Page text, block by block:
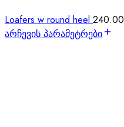
Loafers w round heel 240.00
არჩევის პარამეტრები